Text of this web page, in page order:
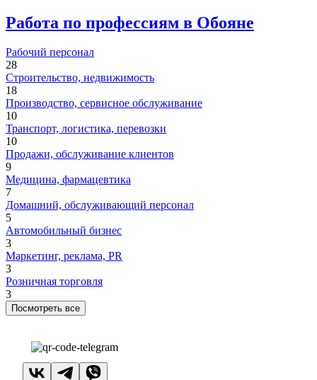
Работа по профессиям в Обояне
Рабочий персонал
28
Строительство, недвижимость
18
Производство, сервисное обслуживание
10
Транспорт, логистика, перевозки
10
Продажи, обслуживание клиентов
9
Медицина, фармацевтика
7
Домашний, обслуживающий персонал
5
Автомобильный бизнес
3
Маркетинг, реклама, PR
3
Розничная торговля
3
Посмотреть все